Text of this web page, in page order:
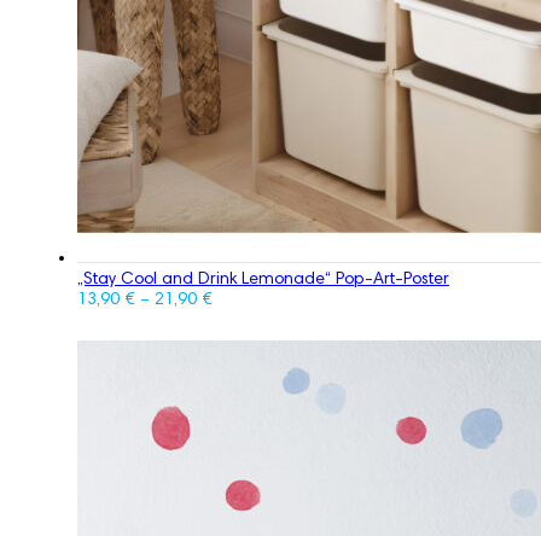
„Stay Cool and Drink Lemonade“ Pop-Art-Poster
13,90 € – 21,90 €